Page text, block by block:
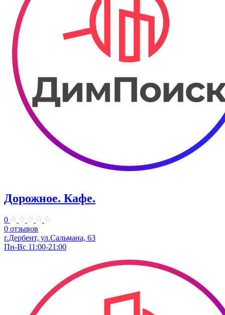
Дорожное. Кафе.
0
0 отзывов
г.Дербент, ул.Сальмана, 63
Пн-Вс 11:00-21:00